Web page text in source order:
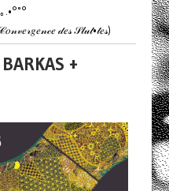
.•°˚°
𝒹𝑒𝓈 𝒮𝓁𝓊𝓉•𝓉𝑒𝓈)
+